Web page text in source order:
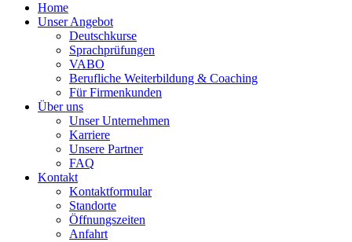
Home
Unser Angebot
Deutschkurse
Sprachprüfungen
VABO
Berufliche Weiterbildung & Coaching
Für Firmenkunden
Über uns
Unser Unternehmen
Karriere
Unsere Partner
FAQ
Kontakt
Kontaktformular
Standorte
Öffnungszeiten
Anfahrt